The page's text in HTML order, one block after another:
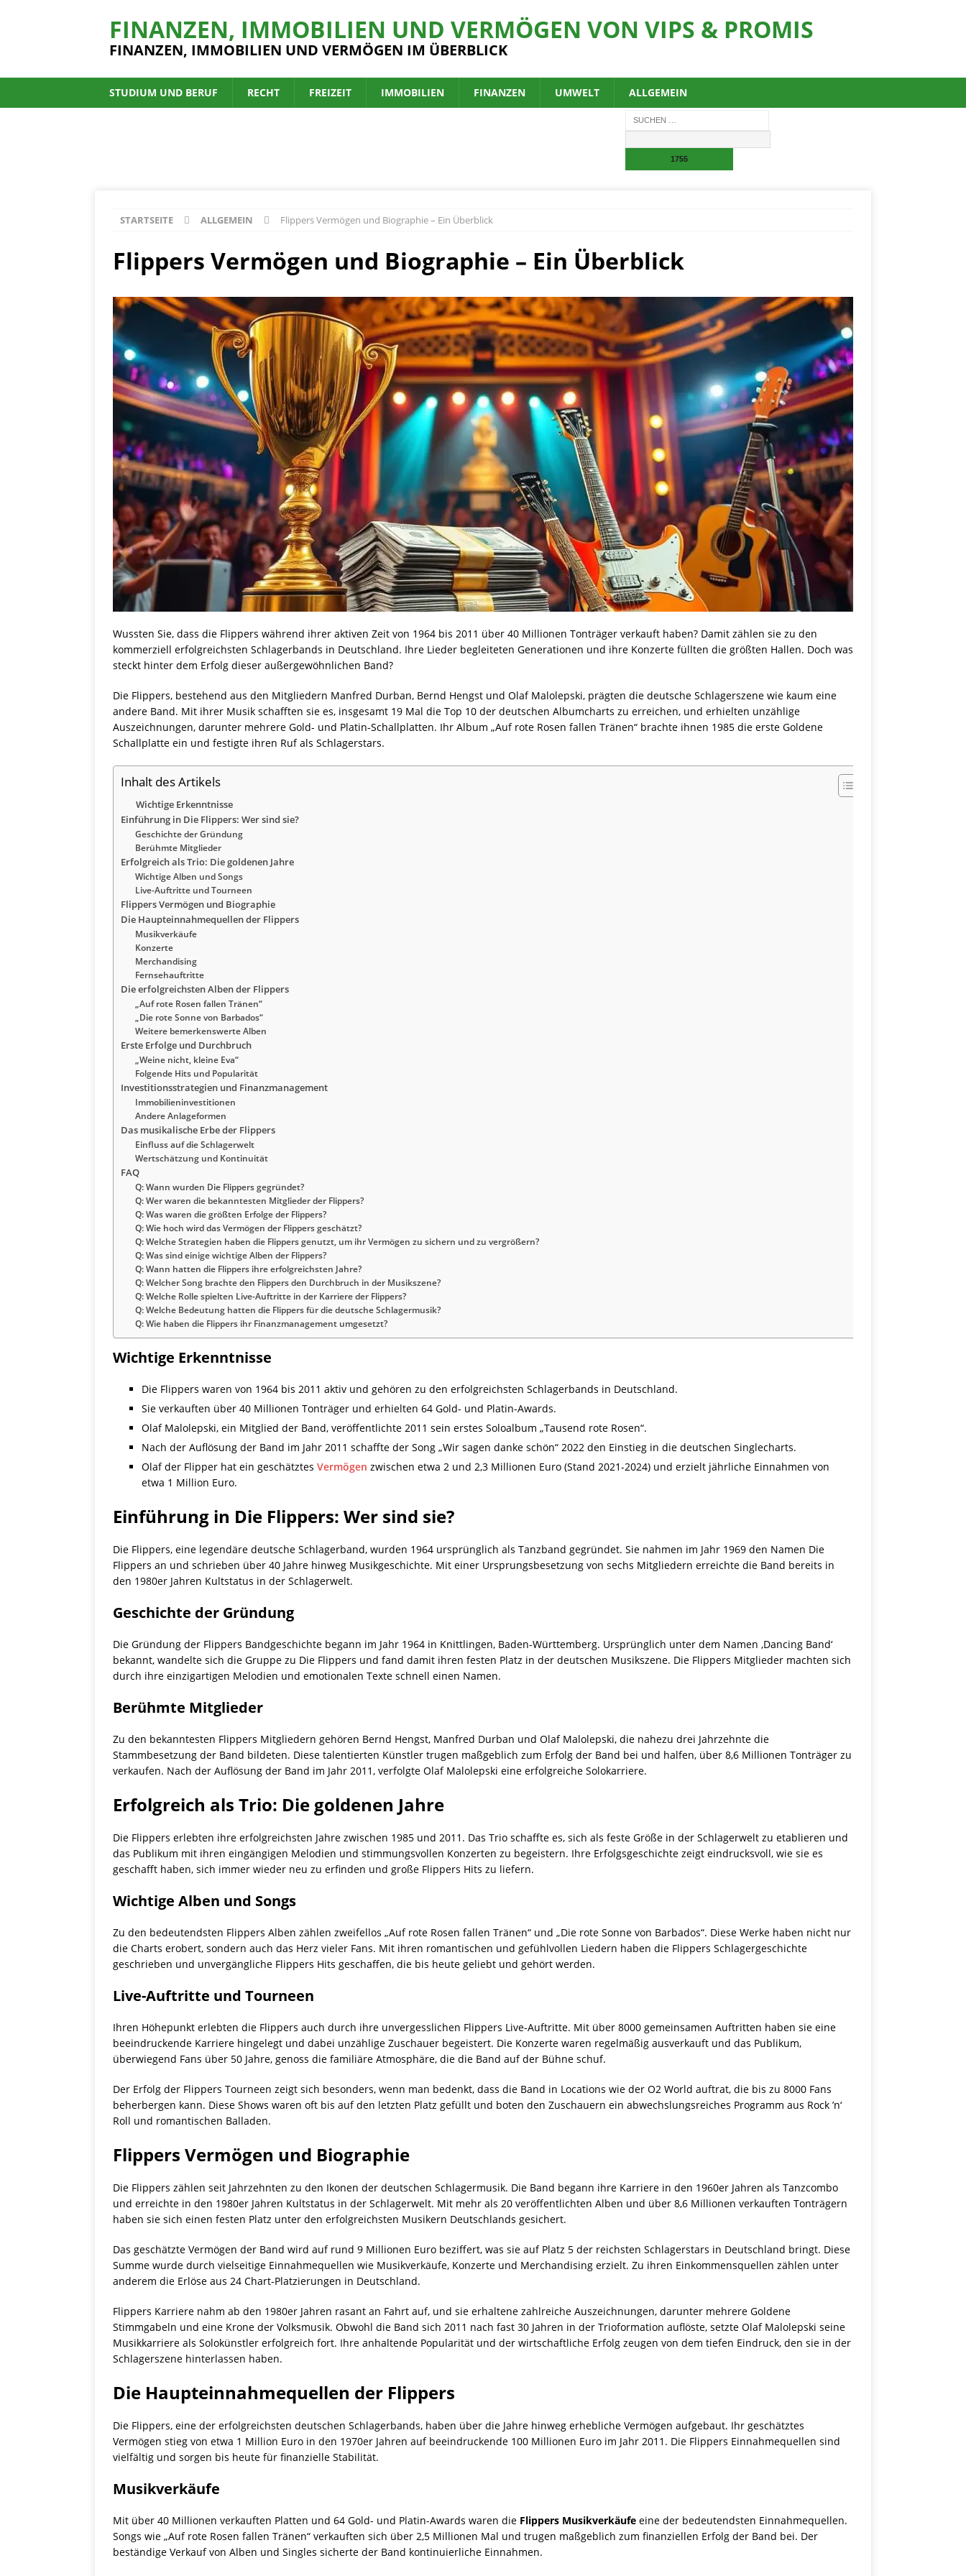
FINANZEN, IMMOBILIEN UND VERMÖGEN VON VIPS & PROMIS
FINANZEN, IMMOBILIEN UND VERMÖGEN IM ÜBERBLICK
STUDIUM UND BERUF RECHT FREIZEIT IMMOBILIEN FINANZEN UMWELT ALLGEMEIN
STARTSEITE ALLGEMEIN Flippers Vermögen und Biographie – Ein Überblick
Flippers Vermögen und Biographie – Ein Überblick
Wussten Sie, dass die Flippers während ihrer aktiven Zeit von 1964 bis 2011 über 40 Millionen Tonträger verkauft haben? Damit zählen sie zu den
kommerziell erfolgreichsten Schlagerbands in Deutschland. Ihre Lieder begleiteten Generationen und ihre Konzerte füllten die größten Hallen. Doch was
steckt hinter dem Erfolg dieser außergewöhnlichen Band?
Die Flippers, bestehend aus den Mitgliedern Manfred Durban, Bernd Hengst und Olaf Malolepski, prägten die deutsche Schlagerszene wie kaum eine
andere Band. Mit ihrer Musik schafften sie es, insgesamt 19 Mal die Top 10 der deutschen Albumcharts zu erreichen, und erhielten unzählige
Auszeichnungen, darunter mehrere Gold- und Platin-Schallplatten. Ihr Album „Auf rote Rosen fallen Tränen“ brachte ihnen 1985 die erste Goldene
Schallplatte ein und festigte ihren Ruf als Schlagerstars.
Inhalt des Artikels
Wichtige Erkenntnisse
Einführung in Die Flippers: Wer sind sie?
Geschichte der Gründung
Berühmte Mitglieder
Erfolgreich als Trio: Die goldenen Jahre
Wichtige Alben und Songs
Live-Auftritte und Tourneen
Flippers Vermögen und Biographie
Die Haupteinnahmequellen der Flippers
Musikverkäufe
Konzerte
Merchandising
Fernsehauftritte
Die erfolgreichsten Alben der Flippers
„Auf rote Rosen fallen Tränen“
„Die rote Sonne von Barbados“
Weitere bemerkenswerte Alben
Erste Erfolge und Durchbruch
„Weine nicht, kleine Eva“
Folgende Hits und Popularität
Investitionsstrategien und Finanzmanagement
Immobilieninvestitionen
Andere Anlageformen
Das musikalische Erbe der Flippers
Einfluss auf die Schlagerwelt
Wertschätzung und Kontinuität
FAQ
Q: Wann wurden Die Flippers gegründet?
Q: Wer waren die bekanntesten Mitglieder der Flippers?
Q: Was waren die größten Erfolge der Flippers?
Q: Wie hoch wird das Vermögen der Flippers geschätzt?
Q: Welche Strategien haben die Flippers genutzt, um ihr Vermögen zu sichern und zu vergrößern?
Q: Was sind einige wichtige Alben der Flippers?
Q: Wann hatten die Flippers ihre erfolgreichsten Jahre?
Q: Welcher Song brachte den Flippers den Durchbruch in der Musikszene?
Q: Welche Rolle spielten Live-Auftritte in der Karriere der Flippers?
Q: Welche Bedeutung hatten die Flippers für die deutsche Schlagermusik?
Q: Wie haben die Flippers ihr Finanzmanagement umgesetzt?
Wichtige Erkenntnisse
Die Flippers waren von 1964 bis 2011 aktiv und gehören zu den erfolgreichsten Schlagerbands in Deutschland.
Sie verkauften über 40 Millionen Tonträger und erhielten 64 Gold- und Platin-Awards.
Olaf Malolepski, ein Mitglied der Band, veröffentlichte 2011 sein erstes Soloalbum „Tausend rote Rosen“.
Nach der Auflösung der Band im Jahr 2011 schaffte der Song „Wir sagen danke schön“ 2022 den Einstieg in die deutschen Singlecharts.
Olaf der Flipper hat ein geschätztes Vermögen zwischen etwa 2 und 2,3 Millionen Euro (Stand 2021-2024) und erzielt jährliche Einnahmen von
etwa 1 Million Euro.
Einführung in Die Flippers: Wer sind sie?
Die Flippers, eine legendäre deutsche Schlagerband, wurden 1964 ursprünglich als Tanzband gegründet. Sie nahmen im Jahr 1969 den Namen Die
Flippers an und schrieben über 40 Jahre hinweg Musikgeschichte. Mit einer Ursprungsbesetzung von sechs Mitgliedern erreichte die Band bereits in
den 1980er Jahren Kultstatus in der Schlagerwelt.
Geschichte der Gründung
Die Gründung der Flippers Bandgeschichte begann im Jahr 1964 in Knittlingen, Baden-Württemberg. Ursprünglich unter dem Namen ‚Dancing Band‘
bekannt, wandelte sich die Gruppe zu Die Flippers und fand damit ihren festen Platz in der deutschen Musikszene. Die Flippers Mitglieder machten sich
durch ihre einzigartigen Melodien und emotionalen Texte schnell einen Namen.
Berühmte Mitglieder
Zu den bekanntesten Flippers Mitgliedern gehören Bernd Hengst, Manfred Durban und Olaf Malolepski, die nahezu drei Jahrzehnte die
Stammbesetzung der Band bildeten. Diese talentierten Künstler trugen maßgeblich zum Erfolg der Band bei und halfen, über 8,6 Millionen Tonträger zu
verkaufen. Nach der Auflösung der Band im Jahr 2011, verfolgte Olaf Malolepski eine erfolgreiche Solokarriere.
Erfolgreich als Trio: Die goldenen Jahre
Die Flippers erlebten ihre erfolgreichsten Jahre zwischen 1985 und 2011. Das Trio schaffte es, sich als feste Größe in der Schlagerwelt zu etablieren und
das Publikum mit ihren eingängigen Melodien und stimmungsvollen Konzerten zu begeistern. Ihre Erfolgsgeschichte zeigt eindrucksvoll, wie sie es
geschafft haben, sich immer wieder neu zu erfinden und große Flippers Hits zu liefern.
Wichtige Alben und Songs
Zu den bedeutendsten Flippers Alben zählen zweifellos „Auf rote Rosen fallen Tränen“ und „Die rote Sonne von Barbados“. Diese Werke haben nicht nur
die Charts erobert, sondern auch das Herz vieler Fans. Mit ihren romantischen und gefühlvollen Liedern haben die Flippers Schlagergeschichte
geschrieben und unvergängliche Flippers Hits geschaffen, die bis heute geliebt und gehört werden.
Live-Auftritte und Tourneen
Ihren Höhepunkt erlebten die Flippers auch durch ihre unvergesslichen Flippers Live-Auftritte. Mit über 8000 gemeinsamen Auftritten haben sie eine
beeindruckende Karriere hingelegt und dabei unzählige Zuschauer begeistert. Die Konzerte waren regelmäßig ausverkauft und das Publikum,
überwiegend Fans über 50 Jahre, genoss die familiäre Atmosphäre, die die Band auf der Bühne schuf.
Der Erfolg der Flippers Tourneen zeigt sich besonders, wenn man bedenkt, dass die Band in Locations wie der O2 World auftrat, die bis zu 8000 Fans
beherbergen kann. Diese Shows waren oft bis auf den letzten Platz gefüllt und boten den Zuschauern ein abwechslungsreiches Programm aus Rock ’n‘
Roll und romantischen Balladen.
Flippers Vermögen und Biographie
Die Flippers zählen seit Jahrzehnten zu den Ikonen der deutschen Schlagermusik. Die Band begann ihre Karriere in den 1960er Jahren als Tanzcombo
und erreichte in den 1980er Jahren Kultstatus in der Schlagerwelt. Mit mehr als 20 veröffentlichten Alben und über 8,6 Millionen verkauften Tonträgern
haben sie sich einen festen Platz unter den erfolgreichsten Musikern Deutschlands gesichert.
Das geschätzte Vermögen der Band wird auf rund 9 Millionen Euro beziffert, was sie auf Platz 5 der reichsten Schlagerstars in Deutschland bringt. Diese
Summe wurde durch vielseitige Einnahmequellen wie Musikverkäufe, Konzerte und Merchandising erzielt. Zu ihren Einkommensquellen zählen unter
anderem die Erlöse aus 24 Chart-Platzierungen in Deutschland.
Flippers Karriere nahm ab den 1980er Jahren rasant an Fahrt auf, und sie erhaltene zahlreiche Auszeichnungen, darunter mehrere Goldene
Stimmgabeln und eine Krone der Volksmusik. Obwohl die Band sich 2011 nach fast 30 Jahren in der Trioformation auflöste, setzte Olaf Malolepski seine
Musikkarriere als Solokünstler erfolgreich fort. Ihre anhaltende Popularität und der wirtschaftliche Erfolg zeugen von dem tiefen Eindruck, den sie in der
Schlagerszene hinterlassen haben.
Die Haupteinnahmequellen der Flippers
Die Flippers, eine der erfolgreichsten deutschen Schlagerbands, haben über die Jahre hinweg erhebliche Vermögen aufgebaut. Ihr geschätztes
Vermögen stieg von etwa 1 Million Euro in den 1970er Jahren auf beeindruckende 100 Millionen Euro im Jahr 2011. Die Flippers Einnahmequellen sind
vielfältig und sorgen bis heute für finanzielle Stabilität.
Musikverkäufe
Mit über 40 Millionen verkauften Platten und 64 Gold- und Platin-Awards waren die Flippers Musikverkäufe eine der bedeutendsten Einnahmequellen.
Songs wie „Auf rote Rosen fallen Tränen“ verkauften sich über 2,5 Millionen Mal und trugen maßgeblich zum finanziellen Erfolg der Band bei. Der
beständige Verkauf von Alben und Singles sicherte der Band kontinuierliche Einnahmen.